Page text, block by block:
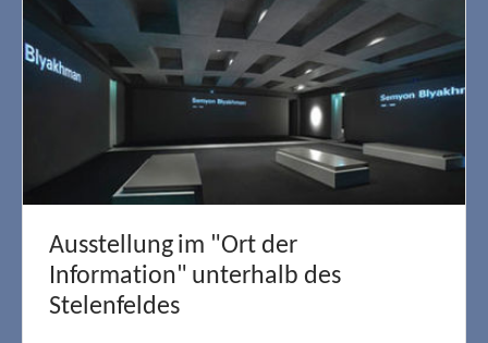
Ausstellung im "Ort der
Information" unterhalb des
Stelenfeldes